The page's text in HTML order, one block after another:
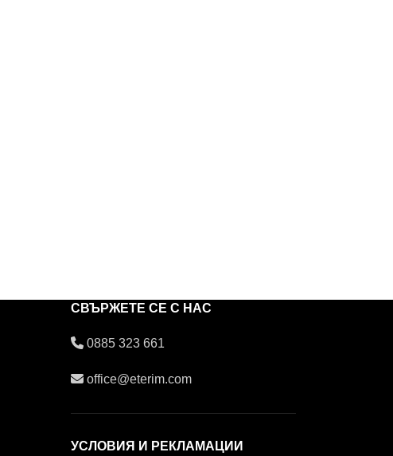
СВЪРЖЕТЕ СЕ С НАС
0885 323 661
office@eterim.com
УСЛОВИЯ И РЕКЛАМАЦИИ